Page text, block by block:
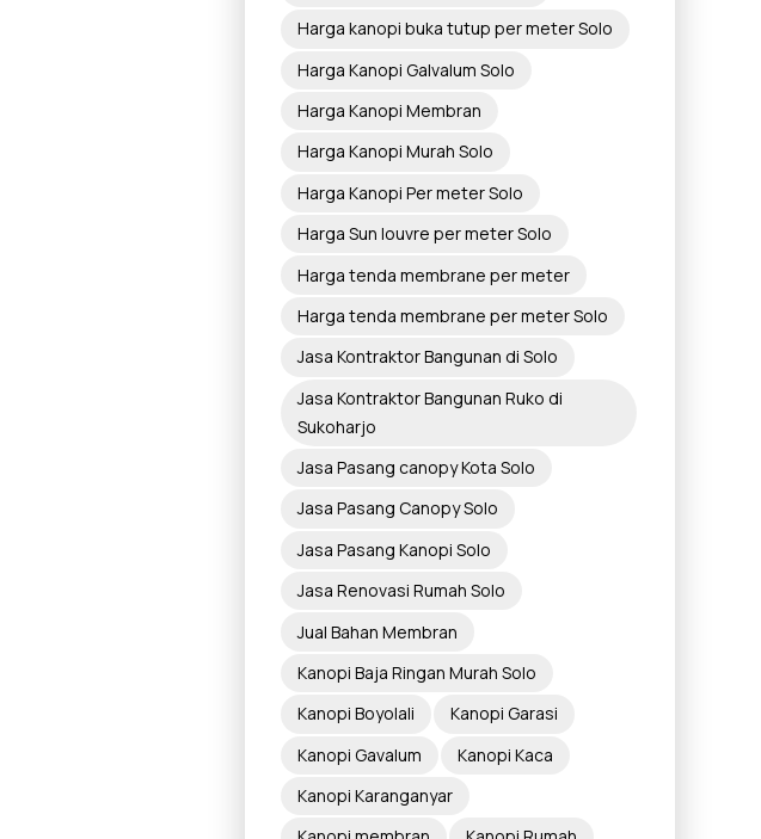
Harga kanopi buka tutup per meter Solo
Harga Kanopi Galvalum Solo
Harga Kanopi Membran
Harga Kanopi Murah Solo
Harga Kanopi Per meter Solo
Harga Sun louvre per meter Solo
Harga tenda membrane per meter
Harga tenda membrane per meter Solo
Jasa Kontraktor Bangunan di Solo
Jasa Kontraktor Bangunan Ruko di
Sukoharjo
Jasa Pasang canopy Kota Solo
Jasa Pasang Canopy Solo
Jasa Pasang Kanopi Solo
Jasa Renovasi Rumah Solo
Jual Bahan Membran
Kanopi Baja Ringan Murah Solo
Kanopi Boyolali
Kanopi Garasi
Kanopi Gavalum
Kanopi Kaca
Kanopi Karanganyar